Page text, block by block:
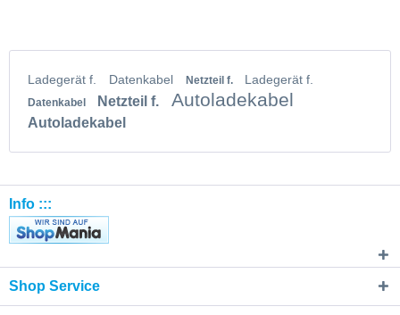
Ladegerät f. Datenkabel Netzteil f. Ladegerät f.
Datenkabel Netzteil f. Autoladekabel
Autoladekabel
Info :::
Shop Service